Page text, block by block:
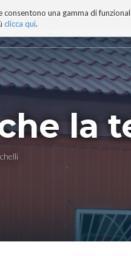
una gamma di
clicca qui.
TECNOCONSAPEVOLEZZA
la